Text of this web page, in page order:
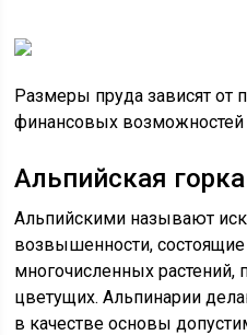
Размеры пруда зависят от
финансовых возможностей
Альпийская горка
Альпийскими называют
возвышенности,
многочисленных растений,
цветущих. Альпинарии
в качестве основы